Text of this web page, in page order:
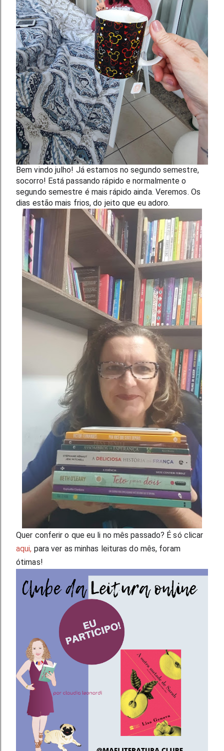
Bem vindo julho! Já estamos no segundo semestre,
socorro! Está passando rápido e normalmente o
segundo semestre é mais rápido ainda. Veremos. Os
dias estão mais frios, do jeito que eu adoro.
aqui, para ver as minhas leituras do mês, foram
ótimas!